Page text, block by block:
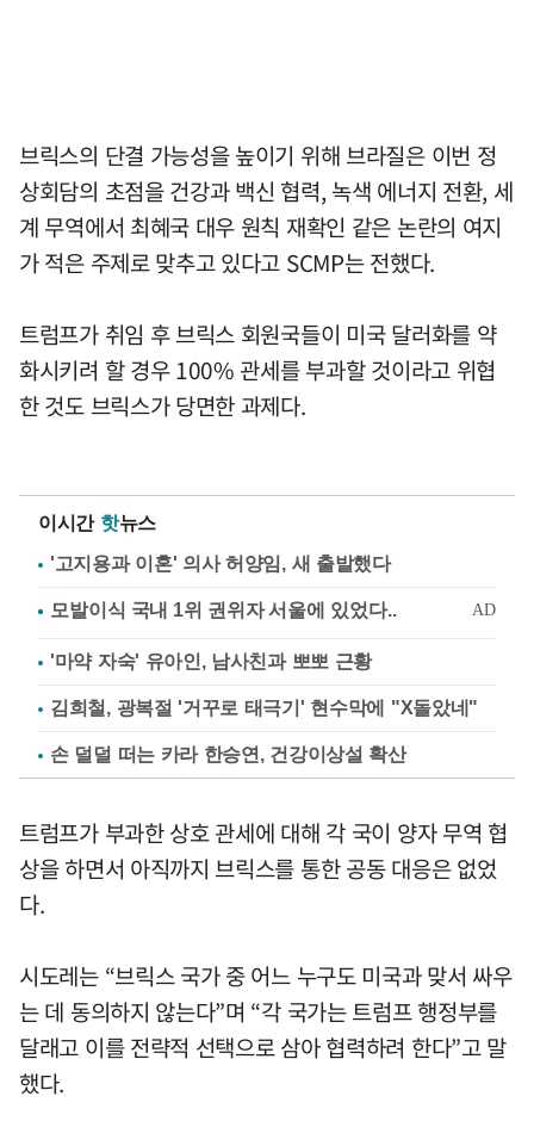
브릭스의 단결 가능성을 높이기 위해 브라질은 이번 정
상회담의 초점을 건강과 백신 협력, 녹색 에너지 전환, 세
계 무역에서 최혜국 대우 원칙 재확인 같은 논란의 여지
가 적은 주제로 맞추고 있다고 SCMP는 전했다.
트럼프가 취임 후 브릭스 회원국들이 미국 달러화를 약
화시키려 할 경우 100% 관세를 부과할 것이라고 위협
한 것도 브릭스가 당면한 과제다.
이시간 핫뉴스
'고지용과 이혼' 의사 허양임, 새 출발했다
'마약 자숙' 유아인, 남사친과 뽀뽀 근황
김희철, 광복절 '거꾸로 태극기' 현수막에 "X돌았네"
손 덜덜 떠는 카라 한승연, 건강이상설 확산
트럼프가 부과한 상호 관세에 대해 각 국이 양자 무역 협
상을 하면서 아직까지 브릭스를 통한 공동 대응은 없었
다.
시도레는 “브릭스 국가 중 어느 누구도 미국과 맞서 싸우
는 데 동의하지 않는다”며 “각 국가는 트럼프 행정부를
달래고 이를 전략적 선택으로 삼아 협력하려 한다”고 말
했다.